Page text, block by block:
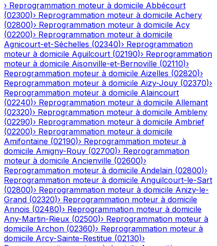
› Reprogrammation moteur à domicile Abbécourt
(02300)› Reprogrammation moteur à domicile Achery
(02800)› Reprogrammation moteur à domicile Acy
(02200)› Reprogrammation moteur à domicile
Agnicourt-et-Séchelles (02340)› Reprogrammation
moteur à domicile Aguilcourt (02190)› Reprogrammation
moteur à domicile Aisonville-et-Bernoville (02110)›
Reprogrammation moteur à domicile Aizelles (02820)›
Reprogrammation moteur à domicile Aizy-Jouy (02370)›
Reprogrammation moteur à domicile Alaincourt
(02240)› Reprogrammation moteur à domicile Allemant
(02320)› Reprogrammation moteur à domicile Ambleny
(02290)› Reprogrammation moteur à domicile Ambrief
(02200)› Reprogrammation moteur à domicile
Amifontaine (02190)› Reprogrammation moteur à
domicile Amigny-Rouy (02700)› Reprogrammation
moteur à domicile Ancienville (02600)›
Reprogrammation moteur à domicile Andelain (02800)›
Reprogrammation moteur à domicile Anguilcourt-le-Sart
(02800)› Reprogrammation moteur à domicile Anizy-le-
Grand (02320)› Reprogrammation moteur à domicile
Annois (02480)› Reprogrammation moteur à domicile
Any-Martin-Rieux (02500)› Reprogrammation moteur à
domicile Archon (02360)› Reprogrammation moteur à
domicile Arcy-Sainte-Restitue (02130)›